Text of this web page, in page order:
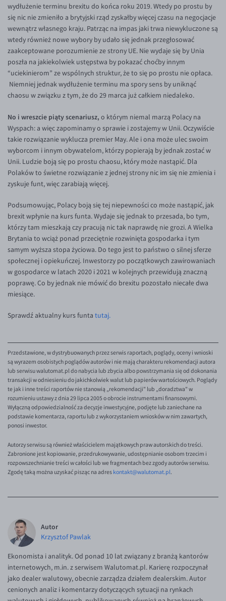
EUR/TRY
EUR/ZAR
GBP/USD
USD/CHF
GBP/CHF
wydłużenie terminu brexitu do końca roku 2019. Wtedy po prostu by
się nic nie zmieniło a brytyjski rząd zyskałby więcej czasu na negocjacje
wewnątrz własnego kraju. Patrząc na impas jaki trwa niewykluczone są
wtedy również nowe wybory by udało się jednak przegłosować
zaakceptowane porozumienie ze strony UE. Nie wydaje się by Unia
poszła na jakiekolwiek ustępstwa by pokazać choćby innym
“uciekinierom” ze wspólnych struktur, że to się po prostu nie opłaca.
Niemniej jednak wydłużenie terminu ma spory sens by uniknąć
chaosu w związku z tym, że do 29 marca już całkiem niedaleko.
No i wreszcie piąty scenariusz, o którym niemal marzą Polacy na
Wyspach: a więc zapominamy o sprawie i zostajemy w Unii. Oczywiście
takie rozwiązanie wyklucza premier May. Ale i ona może ulec swoim
wyborcom i innym obywatelom, którzy popierają by jednak zostać w
Unii. Ludzie boją się po prostu chaosu, który może nastąpić. Dla
Polaków to świetne rozwiązanie z jednej strony nic im się nie zmienia i
zyskuje funt, więc zarabiają więcej.
Podsumowując, Polacy boją się tej niepewności co może nastąpić, jak
brexit wpłynie na kurs funta. Wydaje się jednak to przesada, bo tym,
którzy tam mieszkają czy pracują nic tak naprawdę nie grozi. A Wielka
Brytania to wciąż ponad przeciętnie rozwinięta gospodarka i tym
samym wyższa stopa życiowa. Do tego jest to państwo o silnej sferze
społecznej i opiekuńczej. Inwestorzy po początkowych zawirowaniach
w gospodarce w latach 2020 i 2021 w kolejnych przewidują znaczną
poprawę. Co by jednak nie mówić do brexitu pozostało niecałe dwa
miesiące.
Sprawdź aktualny kurs funta tutaj.
Przedstawione, w dystrybuowanych przez serwis raportach, poglądy, oceny i wnioski
są wyrazem osobistych poglądów autorów i nie mają charakteru rekomendacji autora
lub serwisu walutomat.pl do nabycia lub zbycia albo powstrzymania się od dokonania
transakcji w odniesieniu do jakichkolwiek walut lub papierów wartościowych. Poglądy
te jak i inne treści raportów nie stanowią „rekomendacji" lub „doradztwa" w
rozumieniu ustawy z dnia 29 lipca 2005 o obrocie instrumentami finansowymi.
Wyłączną odpowiedzialność za decyzje inwestycyjne, podjęte lub zaniechane na
podstawie komentarza, raportu lub z wykorzystaniem wniosków w nim zawartych,
ponosi inwestor.
Autorzy serwisu są również właścicielem majątkowych praw autorskich do treści.
Zabronione jest kopiowanie, przedrukowywanie, udostępnianie osobom trzecim i
rozpowszechnianie treści w całości lub we fragmentach bez zgody autorów serwisu.
Zgodę taką można uzyskać pisząc na adres kontakt@walutomat.pl.
Autor
Krzysztof Pawlak
Ekonomista i analityk. Od ponad 10 lat związany z branżą kantorów
internetowych, m.in. z serwisem Walutomat.pl. Karierę rozpoczynał
jako dealer walutowy, obecnie zarządza działem dealerskim. Autor
cenionych analiz i komentarzy dotyczących sytuacji na rynkach